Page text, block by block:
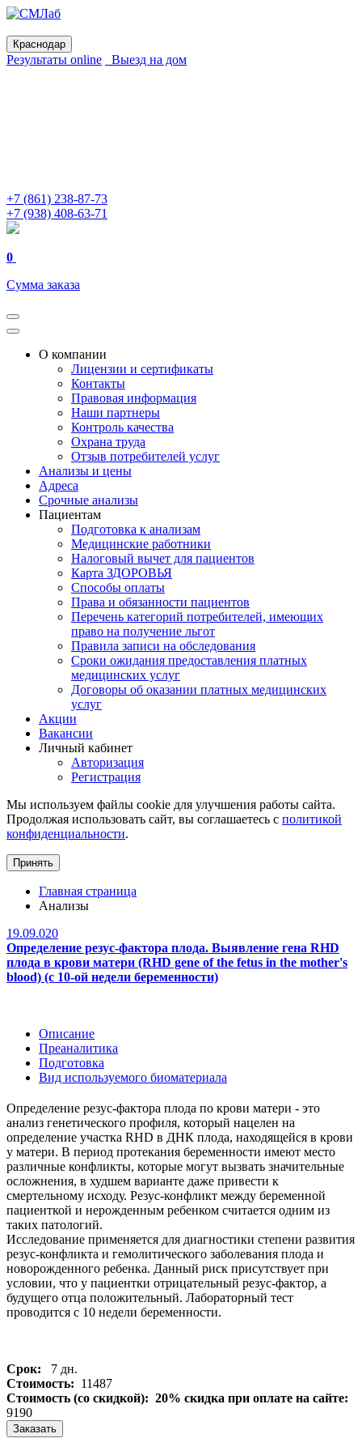
Краснодар
Результаты online Выезд на дом
+7 (861) 238-87-73
+7 (938) 408-63-71
0
Сумма заказа
О компании
Лицензии и сертификаты
Контакты
Правовая информация
Наши партнеры
Контроль качества
Охрана труда
Отзыв потребителей услуг
Анализы и цены
Адреса
Срочные анализы
Пациентам
Подготовка к анализам
Медицинские работники
Налоговый вычет для пациентов
Карта ЗДОРОВЬЯ
Способы оплаты
Права и обязанности пациентов
Перечень категорий потребителей, имеющих
право на получение льгот
Правила записи на обследования
Сроки ожидания предоставления платных
медицинских услуг
Договоры об оказании платных медицинских
услуг
Акции
Вакансии
Личный кабинет
Авторизация
Регистрация
Мы используем файлы cookie для улучшения работы сайта.
Продолжая использовать сайт, вы соглашаетесь с политикой
конфиденциальности.
Принять
Главная страница
Анализы
19.09.020
Определение резус-фактора плода. Выявление гена RHD
плода в крови матери (RHD gene of the fetus in the mother's
blood) (с 10-ой недели беременности)
Описание
Преаналитика
Подготовка
Вид используемого биоматериала
Определение резус-фактора плода по крови матери - это
анализ генетического профиля, который нацелен на
определение участка RHD в ДНК плода, находящейся в крови
у матери. В период протекания беременности имеют место
различные конфликты, которые могут вызвать значительные
осложнения, в худшем варианте даже привести к
смертельному исходу. Резус-конфликт между беременной
пациенткой и нерожденным ребенком считается одним из
таких патологий.
Исследование применяется для диагностики степени развития
резус-конфликта и гемолитического заболевания плода и
новорожденного ребенка. Данный риск присутствует при
условии, что у пациентки отрицательный резус-фактор, а
будущего отца положительный. Лабораторный тест
проводится с 10 недели беременности.
Срок:
7 дн.
Стоимость: 11487
Стоимость (со скидкой): 20% скидка при оплате на сайте:
9190
Заказать